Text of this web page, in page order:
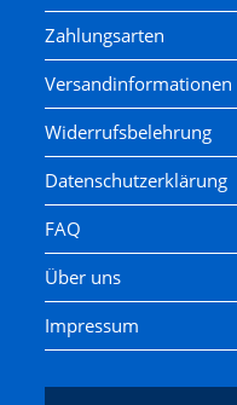
Zahlungsarten
Versandinformationen
Widerrufsbelehrung
Datenschutzerklärung
FAQ
Über uns
Impressum